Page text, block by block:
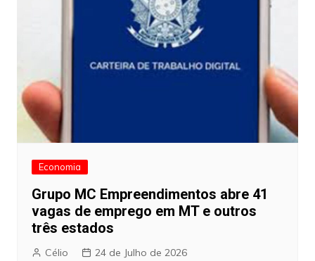
Economia
Grupo MC Empreendimentos abre 41
vagas de emprego em MT e outros
três estados
Célio 24 de Julho de 2026